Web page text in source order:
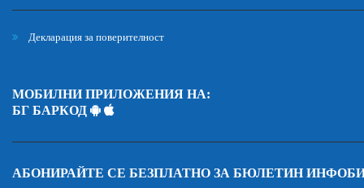
Декларация за поверителност
МОБИЛНИ ПРИЛОЖЕНИЯ НА:
БГ БАРКОД
АБОНИРАЙТЕ СЕ БЕЗПЛАТНО ЗА БЮЛЕТИН